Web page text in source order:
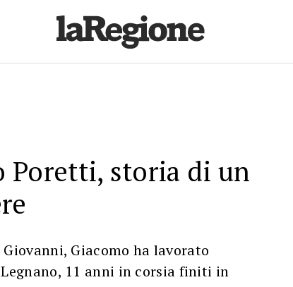
Poretti, storia di un
Giacomo ha lavorato
Legnano, 11 anni in corsia finiti in